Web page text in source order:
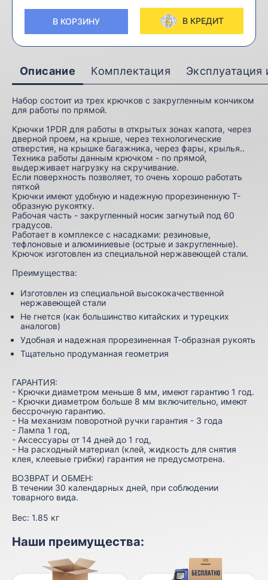
В КОРЗИНУ В КРЕДИТ
Описание Комплектация
Набор состоит из трех крючков с закругленным кончиком
для работы по прямой.
Крючки 1PDR для работы в открытых зонах капота, через
дверной проем, на крыше, через технологические
отверстия, на крышке багажника, через фары, крылья..
Техника работы данным крючком - по прямой,
выдерживает нагрузку на скручивание.
Если поверхность позволяет, то очень хорошо работать
пяткой
Крючки имеют удобную и надежную прорезиненную Т-
образную рукоятку.
Рабочая часть - закругленный носик загнутый под 60
градусов.
Работает в комплексе с насадками: резиновые,
тефлоновые и алюминиевые (острые и закругленные).
Крючок изготовлен из специальной нержавеющей стали.
Преимущества:
Изготовлен из специальной высококачественной
нержавеющей стали
Не гнется (как большинство китайских и турецких
аналогов)
Удобная и надежная прорезиненная Т-образная рукоять
Тщательно продуманная геометрия
ГАРАНТИЯ:
- Крючки диаметром меньше 8 мм, имеют гарантию 1 год.
- Крючки диаметром больше 8 мм включительно, имеют
бессрочную гарантию.
- На механизм поворотной ручки гарантия - 3 года
- Лампа 1 год,
- Аксессуары от 14 дней до 1 год,
- На расходный материал (клей, жидкость для снятия
клея, клеевые грибки) гарантия не предусмотрена.
ВОЗВРАТ И ОБМЕН:
В течении 30 календарных дней, при соблюдении
товарного вида.
Вес: 1.85 кг
Наши преимущества: